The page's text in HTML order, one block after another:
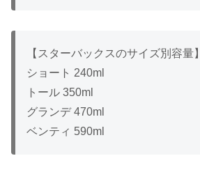
【スターバックスのサイズ別容量】
ショート 240ml
トール 350ml
グランデ 470ml
ベンティ 590ml